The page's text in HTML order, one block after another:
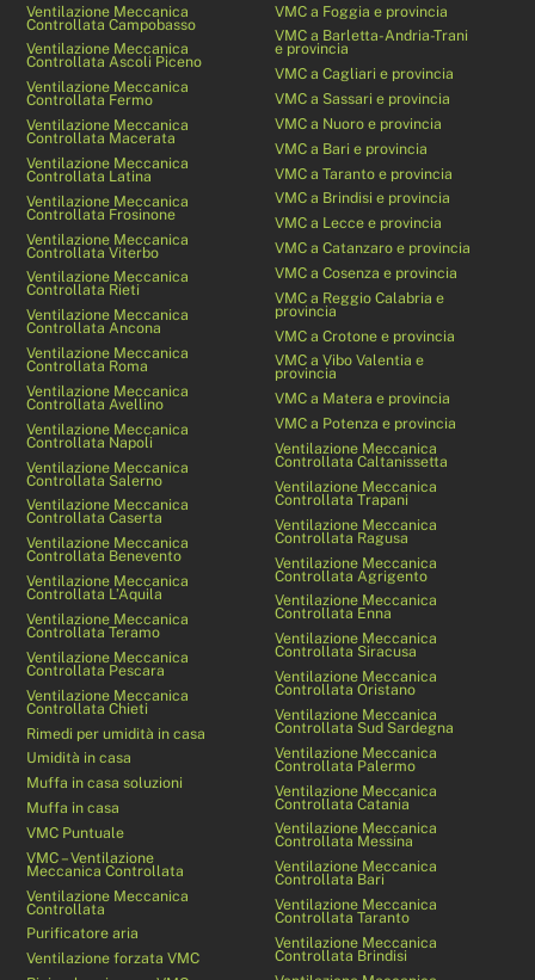
Ventilazione Meccanica
Controllata Campobasso
Ventilazione Meccanica
Controllata Ascoli Piceno
Ventilazione Meccanica
Controllata Fermo
Ventilazione Meccanica
Controllata Macerata
Ventilazione Meccanica
Controllata Latina
Ventilazione Meccanica
Controllata Frosinone
Ventilazione Meccanica
Controllata Viterbo
Ventilazione Meccanica
Controllata Rieti
Ventilazione Meccanica
Controllata Ancona
Ventilazione Meccanica
Controllata Roma
Ventilazione Meccanica
Controllata Avellino
Ventilazione Meccanica
Controllata Napoli
Ventilazione Meccanica
Controllata Salerno
Ventilazione Meccanica
Controllata Caserta
Ventilazione Meccanica
Controllata Benevento
Ventilazione Meccanica
Controllata L’Aquila
Ventilazione Meccanica
Controllata Teramo
Ventilazione Meccanica
Controllata Pescara
Ventilazione Meccanica
Controllata Chieti
Rimedi per umidità in casa
Umidità in casa
Muffa in casa soluzioni
Muffa in casa
VMC Puntuale
VMC – Ventilazione
Meccanica Controllata
Ventilazione Meccanica
Controllata
Purificatore aria
Ventilazione forzata VMC
VMC a Foggia e provincia
VMC a Barletta-Andria-Trani
e provincia
VMC a Cagliari e provincia
VMC a Sassari e provincia
VMC a Nuoro e provincia
VMC a Bari e provincia
VMC a Taranto e provincia
VMC a Brindisi e provincia
VMC a Lecce e provincia
VMC a Catanzaro e provincia
VMC a Cosenza e provincia
VMC a Reggio Calabria e
provincia
VMC a Crotone e provincia
VMC a Vibo Valentia e
provincia
VMC a Matera e provincia
VMC a Potenza e provincia
Ventilazione Meccanica
Controllata Caltanissetta
Ventilazione Meccanica
Controllata Trapani
Ventilazione Meccanica
Controllata Ragusa
Ventilazione Meccanica
Controllata Agrigento
Ventilazione Meccanica
Controllata Enna
Ventilazione Meccanica
Controllata Siracusa
Ventilazione Meccanica
Controllata Oristano
Ventilazione Meccanica
Controllata Sud Sardegna
Ventilazione Meccanica
Controllata Palermo
Ventilazione Meccanica
Controllata Catania
Ventilazione Meccanica
Controllata Messina
Ventilazione Meccanica
Controllata Bari
Ventilazione Meccanica
Controllata Taranto
Ventilazione Meccanica
Controllata Brindisi